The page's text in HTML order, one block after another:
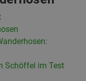
Schöffel im Test